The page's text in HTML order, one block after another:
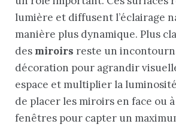
lumière et diffusent l’éclairage
manière plus dynamique. Plus
des miroirs reste un
décoration pour agrandir
espace et multiplier la
de placer les miroirs en face ou
fenêtres pour capter un